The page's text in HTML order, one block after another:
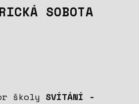
SOBOTA
školy SVÍTÁNÍ -